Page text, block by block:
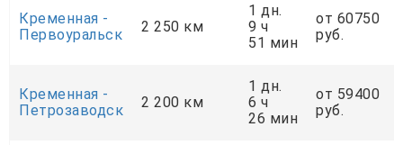
Кременная -
Первоуральск
2 250 км
1 дн.
9 ч
51 мин
от 60750
руб.
Кременная -
Петрозаводск
2 200 км
1 дн.
6 ч
26 мин
от 59400
руб.